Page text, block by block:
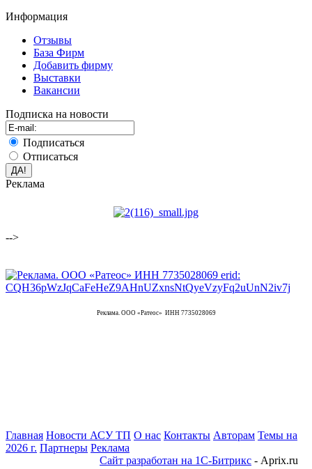
Информация
Отзывы
База Фирм
Добавить фирму
Выставки
Вакансии
Подписка на новости
Подписаться
Отписаться
Реклама
-->
Реклама. ООО «Ратеос» ИНН 7735028069
Главная Новости АСУ ТП О нас Контакты Авторам Темы на
2026 г. Партнеры Реклама
Сайт разработан на 1С-Битрикс - Aprix.ru